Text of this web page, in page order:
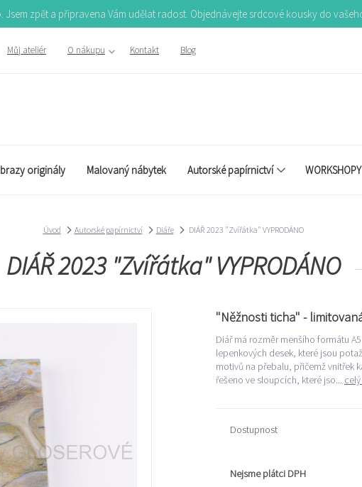
Jsem zpět a připravena Vám udělat radost. Objednávejte srdcové kousky do
Můj ateliér O nákupu Kontakt Blog
originály Malovaný nábytek Autorské papírnictví WORKSHOPY
Úvod Autorské papírnictví Diáře DIÁŘ 2023 "Zvířátka" VYPRODÁNO
DIÁŘ 2023 "Zvířátka" VYPRODÁNO
"Něžnosti ticha" -
Diář má rozměr menšího formátu
lepenkových desek, které jsou
motivů na přebalu, přičemž vnitřek
řešeno ve sloupcích, které jso...
Dostupnost
Nejsme plátci DPH